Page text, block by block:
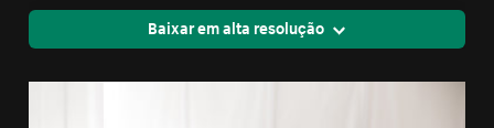
Baixar em alta resolução